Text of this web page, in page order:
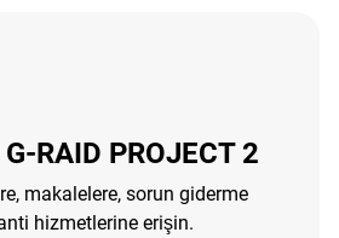
RAID PROJECT 2
makalelere, sorun giderme
hizmetlerine erişin.